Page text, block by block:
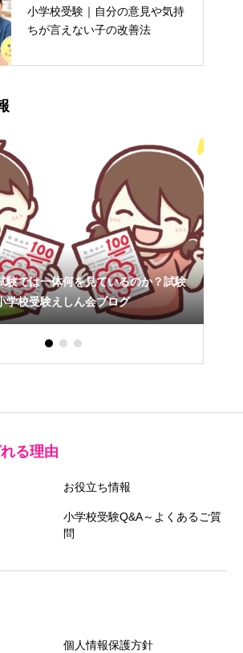
小学校受験｜自分の意見や気持
ちが言えない子の改善法
験では一体何を見ているのか？試験
校受験えしん会ブログ
る理由
お役立ち情報
小学校受験Q&A～よくあるご質
問
個人情報保護方針